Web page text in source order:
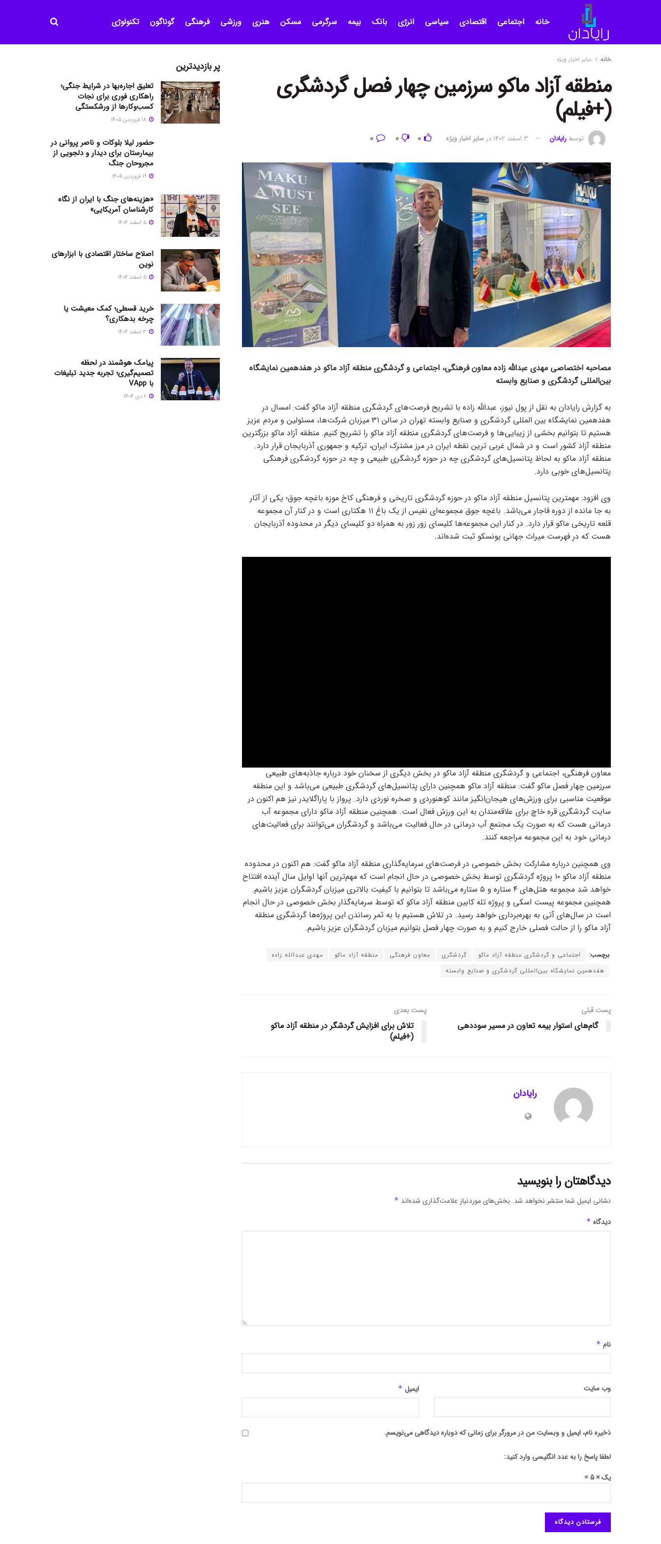
خانه اجتماعی اقتصادی سیاسی انرژی بانک بیمه سرگرمی مسکن هنری ورزشی فرهنگی گوناگون تکنولوژی
خانه سایر اخبار ویژه
منطقه آزاد ماکو سرزمین چهار فصل گردشگری
(+فیلم)
توسطرایادان 3 اسفند 1402 در سایر اخبار ویژه 0
0
مصاحبه اختصاصی مهدی عبدالله زاده معاون فرهنگی، اجتماعی و گردشگری منطقه آزاد ماکو در هفدهمین نمایشگاه
بین‌المللی گردشگری و صنایع وابسته
به گزارش رایادان به نقل از پول نیوز، عبدالله زاده با تشریح فرصت‌های گردشگری منطقه آزاد ماکو گفت: امسال در
هفدهمین نمایشگاه بین المللی گردشگری و صنایع وابسته تهران در سالن ۳۱ میزبان شرکت‌ها، مسئولین و مردم عزیز
هستیم تا بتوانیم بخشی از زیبایی‌ها و فرصت‌های گردشگری منطقه آزاد ماکو را تشریح کنیم. منطقه آزاد ماکو بزرگترین
منطقه آزاد کشور است و در شمال غربی ترین نقطه ایران در مرز مشترک ایران، ترکیه و جمهوری آذربایجان قرار دارد.
منطقه آزاد ماکو به لحاظ پتانسیل‌های گردشگری چه در حوزه گردشگری طبیعی و چه در حوزه گردشگری فرهنگی
پتانسیل‌های خوبی دارد.
وی افزود: مهمترین پتانسیل منطقه آزاد ماکو در حوزه گردشگری تاریخی و فرهنگی کاخ موزه باغچه جوق؛ یکی از آثار
به جا مانده از دوره قاجار می‌باشد. باغچه جوق مجموعه‌ای نفیس از یک باغ ۱۱ هکتاری است و در کنار آن مجموعه
قلعه تاریخی ماکو قرار دارد. در کنار این مجموعه‌ها کلیسای زور زور به همراه دو کلیسای دیگر در محدوده آذربایجان
هست که در فهرست میراث جهانی یونسکو ثبت شده‌اند.
معاون فرهنگی، اجتماعی و گردشگری منطقه آزاد ماکو در بخش دیگری از سخنان خود درباره جاذبه‌های طبیعی
سرزمین چهار فصل ماکو گفت: منطقه آزاد ماکو همچنین دارای پتانسیل‌های گردشگری طبیعی می‌باشد و این منطقه
موقعیت مناسبی برای ورزش‌های هیجان‌انگیز مانند کوهنوردی و صخره نوردی دارد. پرواز با پاراگلایدر نیز هم اکنون در
سایت گردشگری قره خاچ برای علاقه‌مندان به این ورزش فعال است. همچنین منطقه آزاد ماکو دارای مجموعه آب
درمانی هست که به صورت یک مجتمع آب درمانی در حال فعالیت می‌باشد و گردشگران می‌توانند برای فعالیت‌های
درمانی خود به این مجموعه مراجعه کنند.
وی همچنین درباره مشارکت بخش خصوصی در فرصت‌های سرمایه‌گذاری منطقه آزاد ماکو گفت: هم اکنون در محدوده
منطقه آزاد ماکو ۱۰ پروژه گردشگری توسط بخش خصوصی در حال انجام است که مهم‌ترین آنها اوایل سال آینده افتتاح
خواهد شد مجموعه هتل‌های ۴ ستاره و ۵ ستاره می‌باشد تا بتوانیم با کیفیت بالاتری میزبان گردشگران عزیز باشیم.
همچنین مجموعه پیست اسکی و پروژه تله کابین منطقه آزاد ماکو که توسط سرمایه‌گذار بخش خصوصی در حال انجام
است در سال‌های آتی به بهره‌برداری خواهد رسید. در تلاش هستیم با به ثمر رساندن این پروژه‌ها گردشگری منطقه
آزاد ماکو را از حالت فصلی خارج کنیم و به صورت چهار فصل بتوانیم میزبان گردشگران عزیز باشیم.
برچسب: اجتماعی و گردشگری منطقه آزاد ماکو گردشگری معاون فرهنگی منطقه آزاد ماکو
مهدی عبدالله زاده
هفدهمین نمایشگاه بین‌المللی گردشگری و صنایع وابسته
پست قبلی
گام‌های استوار بیمه تعاون در مسیر سوددهی
پست بعدی
تلاش برای افزایش گردشگر در منطقه آزاد ماکو
(+فیلم)
رایادان
دیدگاهتان را بنویسید
نشانی ایمیل شما منتشر نخواهد شد. بخش‌های موردنیاز علامت‌گذاری شده‌اند *
دیدگاه *
نام *
ایمیل * وب‌ سایت
ذخیره نام، ایمیل و وبسایت من در مرورگر برای زمانی که دوباره دیدگاهی می‌نویسم.
لطفا پاسخ را به عدد انگلیسی وارد کنید:
یک × 5 =
پر بازدیدترین
تعلیق اجاره‌بها در شرایط جنگی؛
راهکاری فوری برای نجات
کسب‌وکارها از ورشکستگی
حضور لیلا بلوکات و ناصر پروانی در
بیمارستان برای دیدار و دلجویی از
مجروحان جنگ
«هزینه‌های جنگ با ایران از نگاه
کارشناسان آمریکایی»
اصلاح ساختار اقتصادی با ابزارهای
نوین
خرید قسطی؛ کمک معیشت یا
چرخه بدهکاری؟
پیامک هوشمند در لحظه
تصمیم‌گیری؛ تجربه جدید تبلیغات
با VApp